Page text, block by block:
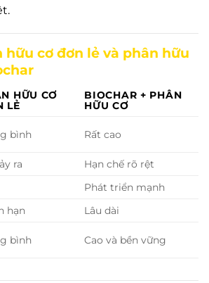
hữu cơ đơn lẻ và phân hữu
HỮU CƠ
LẺ
BIOCHAR + PHÂN
HỮU CƠ
bình Rất cao
ra
Hạn chế rõ rệt
Phát triển mạnh
hạn
Lâu dài
bình Cao và bền vững